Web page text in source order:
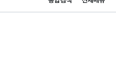
니다.